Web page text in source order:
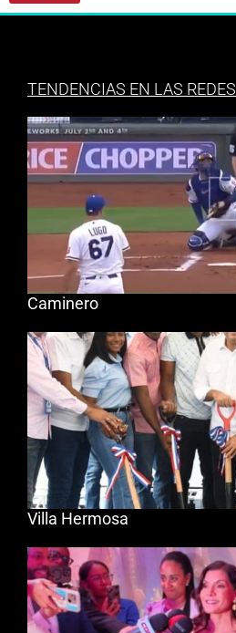
TENDENCIAS EN LAS REDES
Caminero
Villa Hermosa